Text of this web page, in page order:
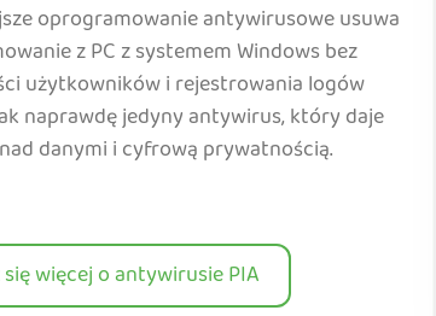
oprogramowanie antywirusowe usuwa
z PC z systemem Windows bez
użytkowników i rejestrowania logów
naprawdę jedyny antywirus, który daje
danymi i cyfrową prywatnością.
więcej o antywirusie PIA